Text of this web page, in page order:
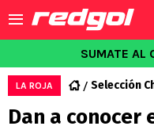
SUMATE AL
LA ROJA Selección
Dan a conocer